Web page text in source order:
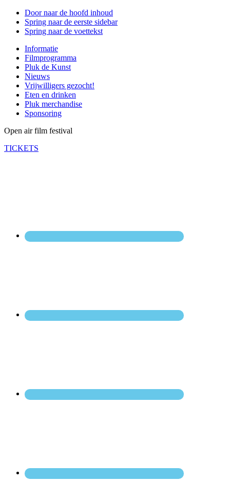
Door naar de hoofd inhoud
Spring naar de eerste sidebar
Spring naar de voettekst
Informatie
Filmprogramma
Pluk de Kunst
Nieuws
Vrijwilligers gezocht!
Eten en drinken
Pluk merchandise
Sponsoring
Open air film festival
TICKETS